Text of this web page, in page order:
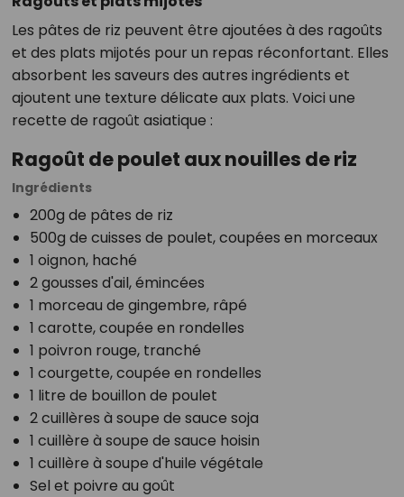
Les pâtes de riz peuvent être ajoutées à des ragoûts
et des plats mijotés pour un repas réconfortant. Elles
absorbent les saveurs des autres ingrédients et
ajoutent une texture délicate aux plats. Voici une
recette de ragoût asiatique :
Ragoût de poulet aux nouilles de riz
Ingrédients
200g de pâtes de riz
500g de cuisses de poulet, coupées en morceaux
1 oignon, haché
2 gousses d'ail, émincées
1 morceau de gingembre, râpé
1 carotte, coupée en rondelles
1 poivron rouge, tranché
1 courgette, coupée en rondelles
1 litre de bouillon de poulet
2 cuillères à soupe de sauce soja
1 cuillère à soupe de sauce hoisin
1 cuillère à soupe d'huile végétale
Sel et poivre au goût